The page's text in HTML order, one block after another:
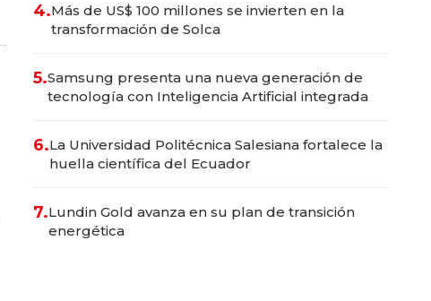
4.Más de US$ 100 millones se invierten en la
transformación de Solca
5.Samsung presenta una nueva generación de
tecnología con Inteligencia Artificial integrada
6.La Universidad Politécnica Salesiana fortalece la
huella científica del Ecuador
7.Lundin Gold avanza en su plan de transición
energética